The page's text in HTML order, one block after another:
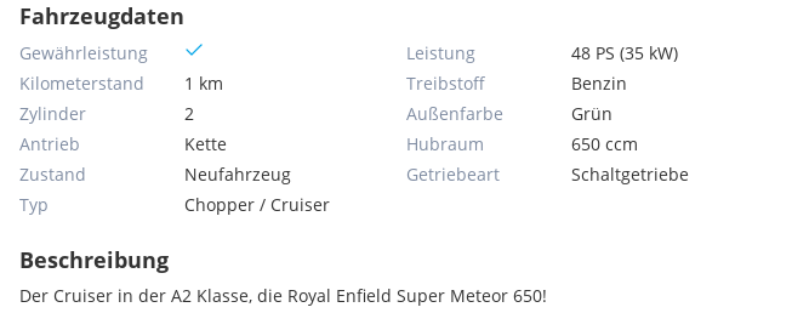
Fahrzeugdaten
Gewährleistung
Kilometerstand
1 km
Zylinder
2
Antrieb
Kette
Zustand
Neufahrzeug
Typ
Chopper / Cruiser
Leistung
48 PS (35 kW)
Treibstoff
Benzin
Außenfarbe
Grün
Hubraum
650 ccm
Getriebeart
Schaltgetriebe
Beschreibung
Der Cruiser in der A2 Klasse, die Royal Enfield Super Meteor 650!